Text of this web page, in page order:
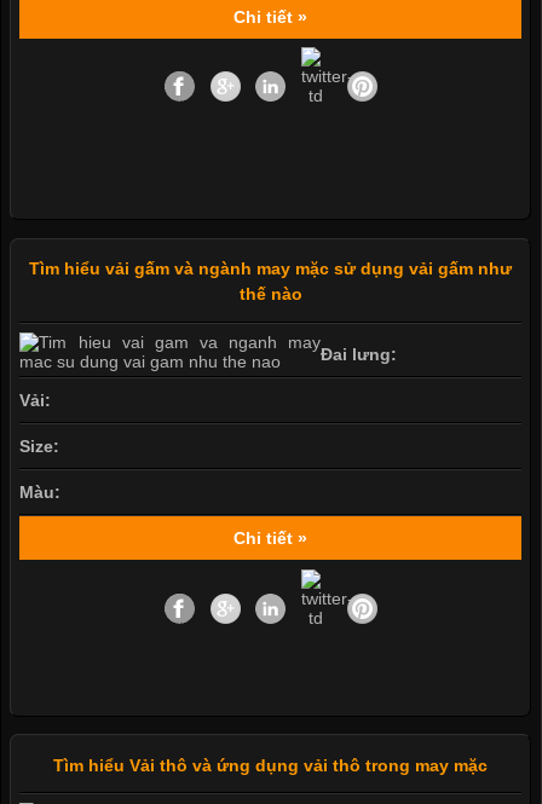
Chi tiết »
Tìm hiểu vải gấm và ngành may mặc sử dụng vải gấm như
thế nào
Đai lưng:
Vải:
Size:
Màu:
Chi tiết »
Tìm hiểu Vải thô và ứng dụng vải thô trong may mặc